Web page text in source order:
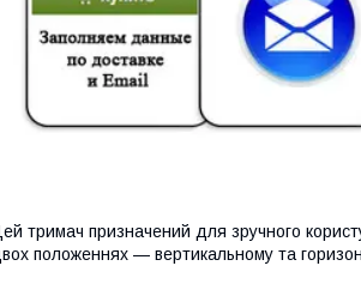
тримач призначений для зручного
положеннях — вертикальному та